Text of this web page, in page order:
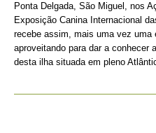
Ponta Delgada, São Miguel, nos
Exposição Canina Internacional
recebe assim, mais uma vez uma
aproveitando para dar a conhecer
desta ilha situada em pleno